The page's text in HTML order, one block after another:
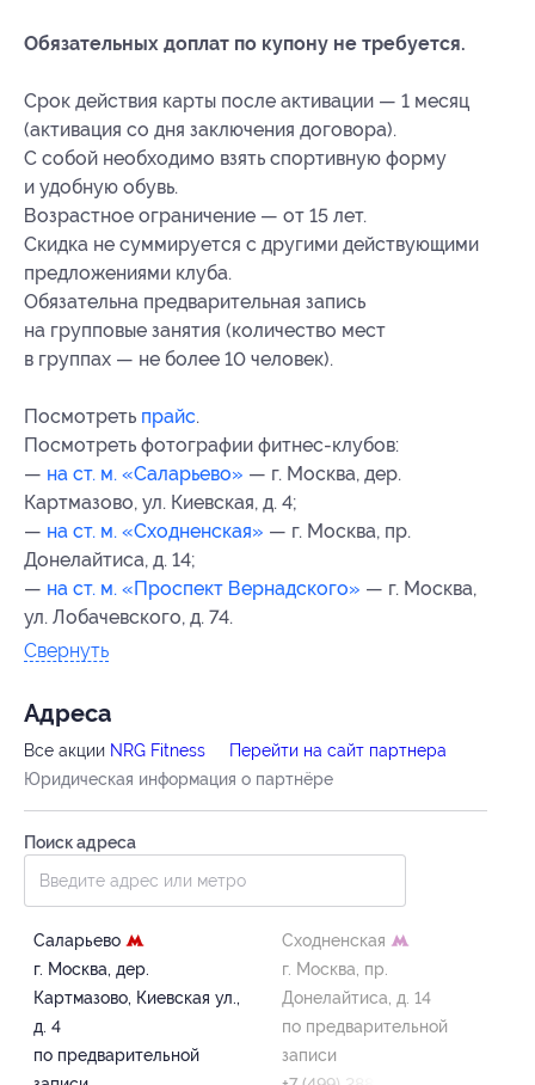
Обязательных доплат по купону не требуется.
Срок действия карты после активации — 1 месяц
(активация со дня заключения договора).
С собой необходимо взять спортивную форму
и удобную обувь.
Возрастное ограничение — от 15 лет.
Скидка не суммируется с другими действующими
предложениями клуба.
Обязательна предварительная запись
на групповые занятия (количество мест
в группах — не более 10 человек).
Посмотреть прайс.
Посмотреть фотографии фитнес-клубов:
— на ст. м. «Саларьево» — г. Москва, дер.
Картмазово, ул. Киевская, д. 4;
— на ст. м. «Сходненская» — г. Москва, пр.
Донелайтиса, д. 14;
— на ст. м. «Проспект Вернадского» — г. Москва,
ул. Лобачевского, д. 74.
Свернуть
Адресa
Все акции NRG Fitness
Перейти на сайт партнера
Юридическая информация о партнёре
Поиск адреса
Саларьево
г. Москва, дер.
Картмазово, Киевская ул.,
д. 4
по предварительной
Сходненская
г. Москва, пр.
Донелайтиса, д. 14
по предварительной
записи